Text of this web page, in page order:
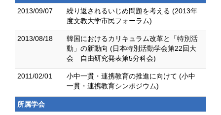
2013/09/07
繰り返されるいじめ問題を考える (2013年
度文教大学市民フォーラム)
2013/08/18
韓国におけるカリキュラム改革と「特別活
動」の新動向 (日本特別活動学会第22回大
会 自由研究発表第5分科会)
2011/02/01
小中一貫・連携教育の推進に向けて (小中
一貫・連携教育シンポジウム)
所属学会